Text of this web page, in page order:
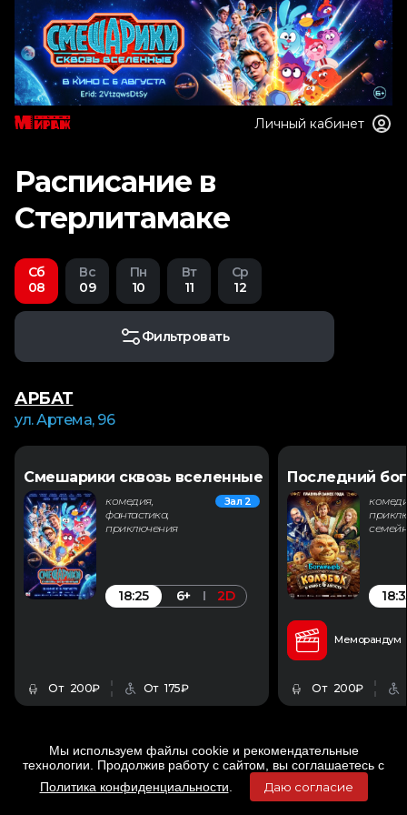
Личный кабинет
Расписание в
Стерлитамаке
Сб
08
Вс
09
Пн
10
Вт
11
Ср
12
Фильтровать
АРБАТ
ул. Артема, 96
Смешарики сквозь вселенные
комедия,
фантастика,
приключения
Зал 2
18:25 6+ 2D
От 200₽ От 175₽
Последний
Меморандум
От 200₽
Мы используем файлы cookie и рекомендательные
технологии. Продолжив работу с сайтом, вы соглашаетесь с
Политика конфиденциальности
Даю согласие